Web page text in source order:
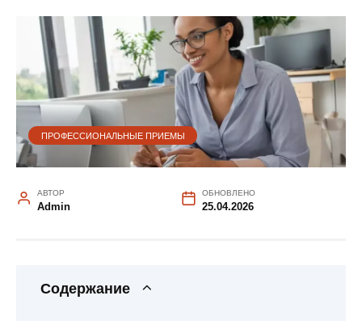
ПРОФЕССИОНАЛЬНЫЕ ПРИЕМЫ
АВТОР
Admin
ОБНОВЛЕНО
25.04.2026
Содержание